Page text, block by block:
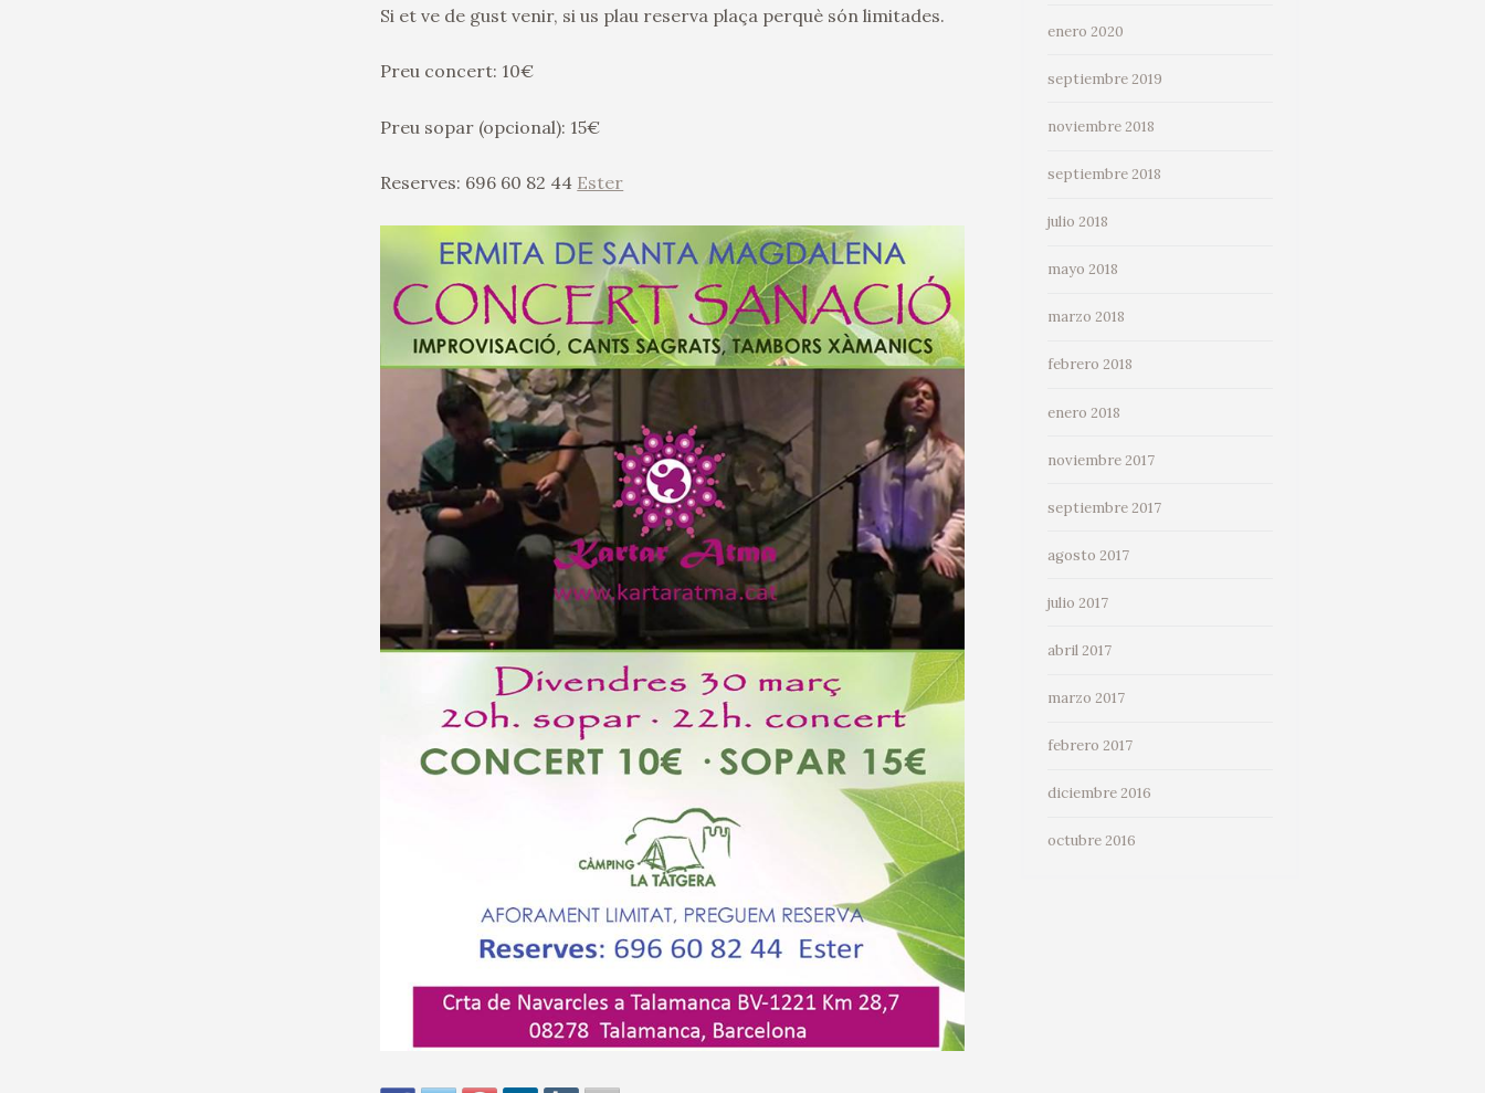
Si et ve de gust venir, si us plau reserva plaça perquè són limitades.
Preu concert: 10€
Preu sopar (opcional): 15€
Reserves: 696 60 82 44 Ester
enero 2020
septiembre 2019
noviembre 2018
septiembre 2018
julio 2018
mayo 2018
marzo 2018
febrero 2018
enero 2018
noviembre 2017
septiembre 2017
agosto 2017
julio 2017
abril 2017
marzo 2017
febrero 2017
diciembre 2016
octubre 2016